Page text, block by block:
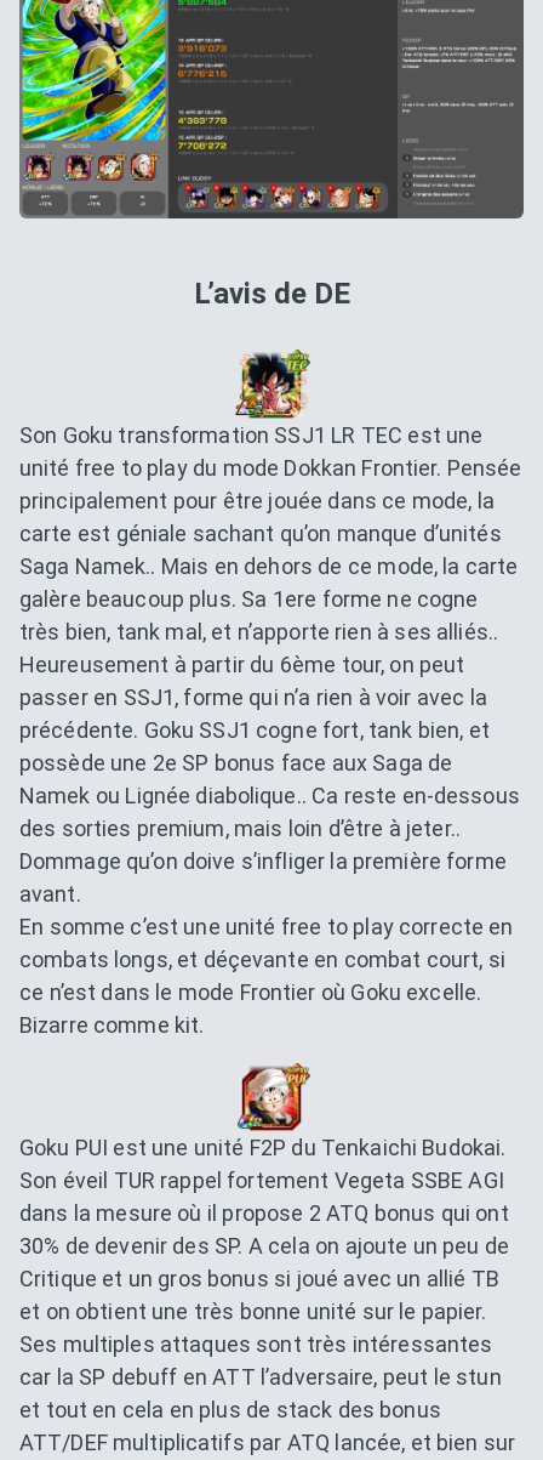
L’avis de DE
Son Goku transformation SSJ1 LR TEC est une
unité free to play du mode Dokkan Frontier. Pensée
principalement pour être jouée dans ce mode, la
carte est géniale sachant qu’on manque d’unités
Saga Namek.. Mais en dehors de ce mode, la carte
galère beaucoup plus. Sa 1ere forme ne cogne
très bien, tank mal, et n’apporte rien à ses alliés..
Heureusement à partir du 6ème tour, on peut
passer en SSJ1, forme qui n’a rien à voir avec la
précédente. Goku SSJ1 cogne fort, tank bien, et
possède une 2e SP bonus face aux Saga de
Namek ou Lignée diabolique.. Ca reste en-dessous
des sorties premium, mais loin d’être à jeter..
Dommage qu’on doive s’infliger la première forme
avant.
En somme c’est une unité free to play correcte en
combats longs, et déçevante en combat court, si
ce n’est dans le mode Frontier où Goku excelle.
Bizarre comme kit.
Goku PUI est une unité F2P du Tenkaichi Budokai.
Son éveil TUR rappel fortement Vegeta SSBE AGI
dans la mesure où il propose 2 ATQ bonus qui ont
30% de devenir des SP. A cela on ajoute un peu de
Critique et un gros bonus si joué avec un allié TB
et on obtient une très bonne unité sur le papier.
Ses multiples attaques sont très intéressantes
car la SP debuff en ATT l’adversaire, peut le stun
et tout en cela en plus de stack des bonus
ATT/DEF multiplicatifs par ATQ lancée, et bien sur